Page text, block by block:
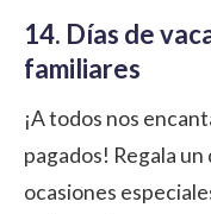
14. Días de
familiares
¡A todos nos
pagados! Regala
ocasiones